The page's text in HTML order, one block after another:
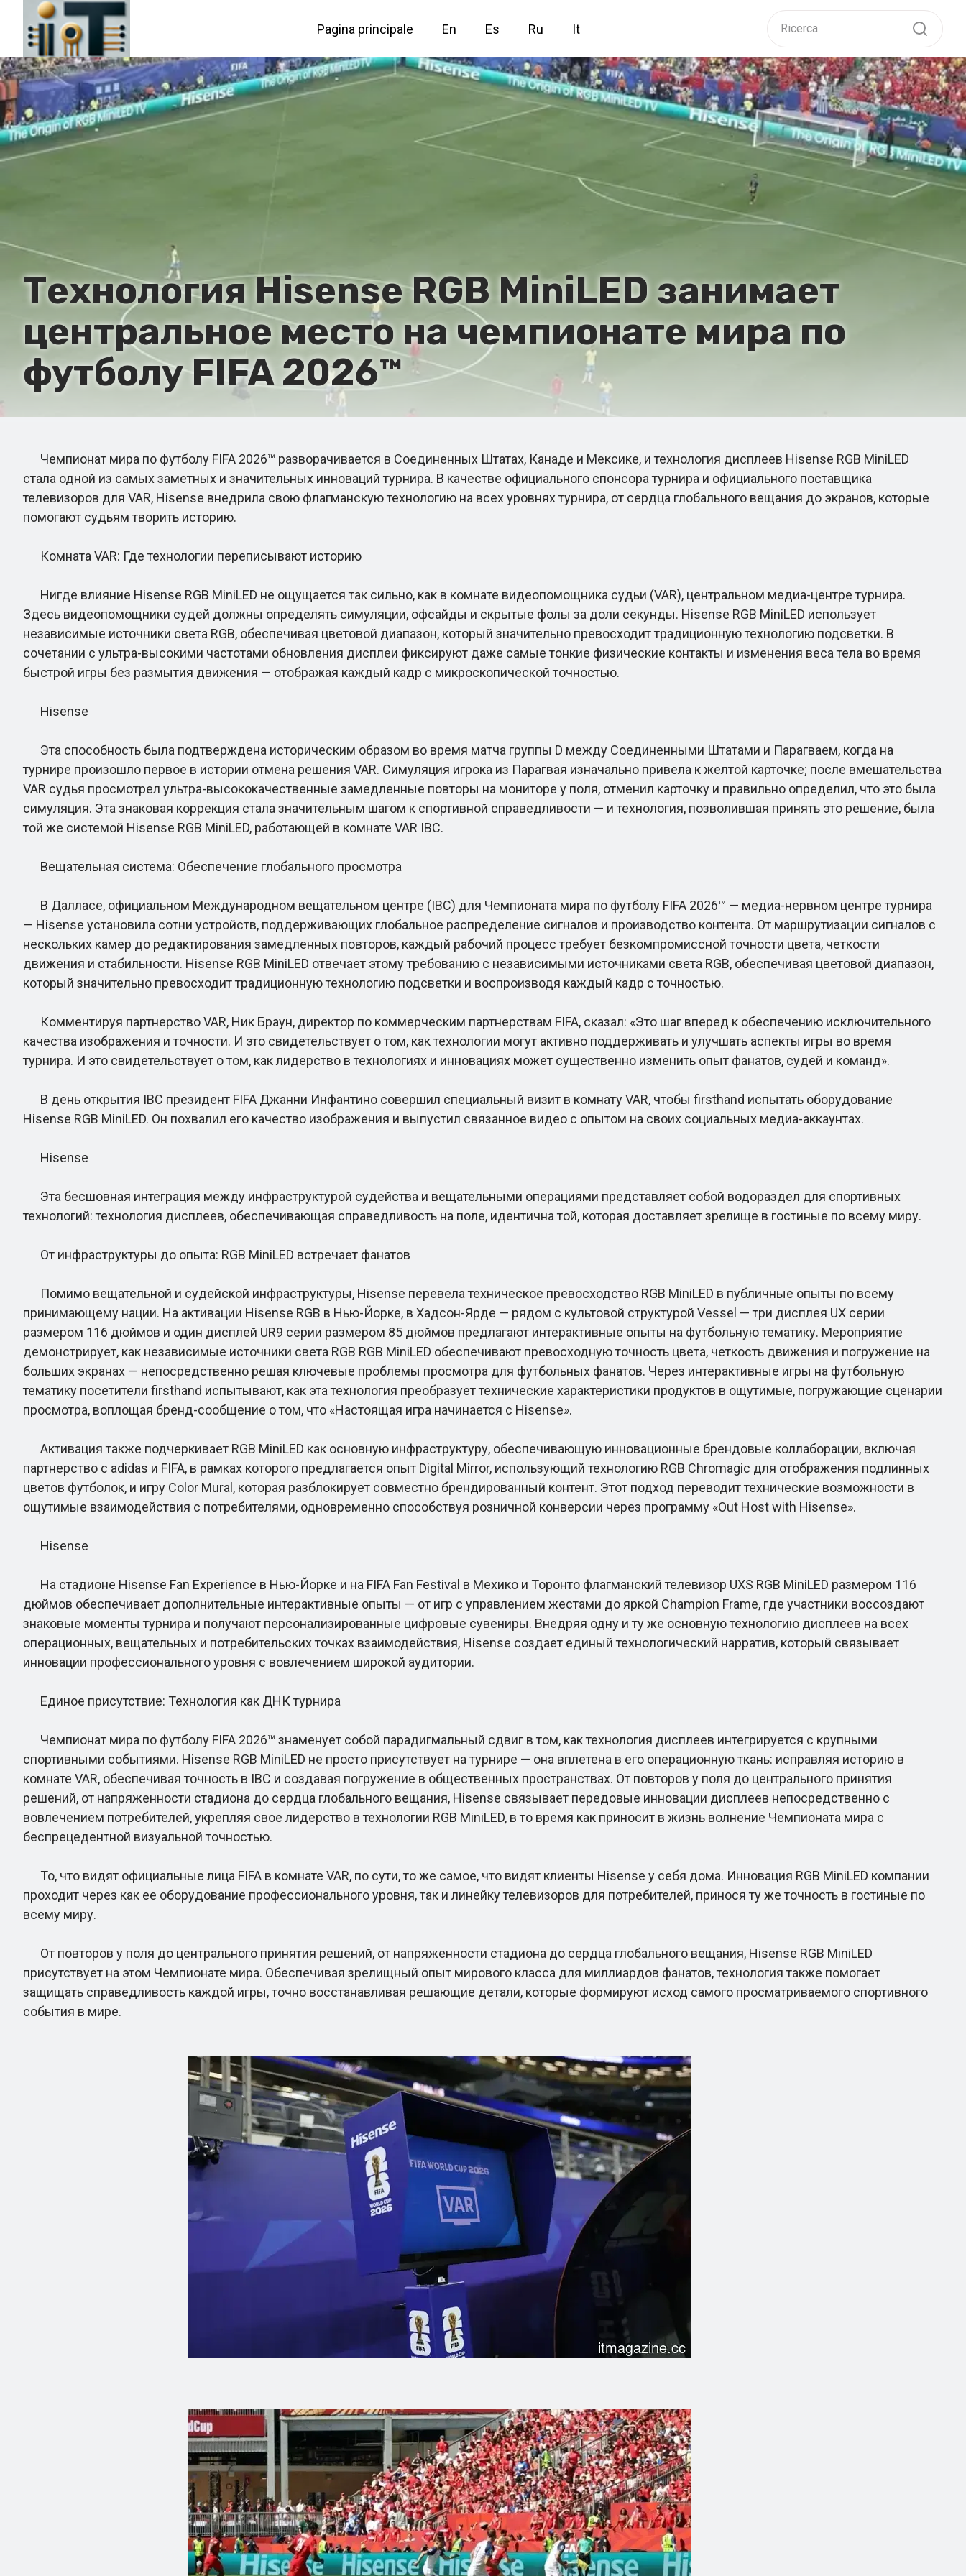
Pagina principale En Es Ru It
Технология Hisense RGB MiniLED занимает
центральное место на чемпионате мира по
футболу FIFA 2026™
Чемпионат мира по футболу FIFA 2026™ разворачивается в Соединенных Штатах, Канаде и Мексике, и технология дисплеев Hisense RGB MiniLED
стала одной из самых заметных и значительных инноваций турнира. В качестве официального спонсора турнира и официального поставщика
телевизоров для VAR, Hisense внедрила свою флагманскую технологию на всех уровнях турнира, от сердца глобального вещания до экранов, которые
помогают судьям творить историю.
Комната VAR: Где технологии переписывают историю
Нигде влияние Hisense RGB MiniLED не ощущается так сильно, как в комнате видеопомощника судьи (VAR), центральном медиа-центре турнира.
Здесь видеопомощники судей должны определять симуляции, офсайды и скрытые фолы за доли секунды. Hisense RGB MiniLED использует
независимые источники света RGB, обеспечивая цветовой диапазон, который значительно превосходит традиционную технологию подсветки. В
сочетании с ультра-высокими частотами обновления дисплеи фиксируют даже самые тонкие физические контакты и изменения веса тела во время
быстрой игры без размытия движения — отображая каждый кадр с микроскопической точностью.
Hisense
Эта способность была подтверждена историческим образом во время матча группы D между Соединенными Штатами и Парагваем, когда на
турнире произошло первое в истории отмена решения VAR. Симуляция игрока из Парагвая изначально привела к желтой карточке; после вмешательства
VAR судья просмотрел ультра-высококачественные замедленные повторы на мониторе у поля, отменил карточку и правильно определил, что это была
симуляция. Эта знаковая коррекция стала значительным шагом к спортивной справедливости — и технология, позволившая принять это решение, была
той же системой Hisense RGB MiniLED, работающей в комнате VAR IBC.
Вещательная система: Обеспечение глобального просмотра
В Далласе, официальном Международном вещательном центре (IBC) для Чемпионата мира по футболу FIFA 2026™ — медиа-нервном центре турнира
— Hisense установила сотни устройств, поддерживающих глобальное распределение сигналов и производство контента. От маршрутизации сигналов с
нескольких камер до редактирования замедленных повторов, каждый рабочий процесс требует безкомпромиссной точности цвета, четкости
движения и стабильности. Hisense RGB MiniLED отвечает этому требованию с независимыми источниками света RGB, обеспечивая цветовой диапазон,
который значительно превосходит традиционную технологию подсветки и воспроизводя каждый кадр с точностью.
Комментируя партнерство VAR, Ник Браун, директор по коммерческим партнерствам FIFA, сказал: «Это шаг вперед к обеспечению исключительного
качества изображения и точности. И это свидетельствует о том, как технологии могут активно поддерживать и улучшать аспекты игры во время
турнира. И это свидетельствует о том, как лидерство в технологиях и инновациях может существенно изменить опыт фанатов, судей и команд».
В день открытия IBC президент FIFA Джанни Инфантино совершил специальный визит в комнату VAR, чтобы firsthand испытать оборудование
Hisense RGB MiniLED. Он похвалил его качество изображения и выпустил связанное видео с опытом на своих социальных медиа-аккаунтах.
Hisense
Эта бесшовная интеграция между инфраструктурой судейства и вещательными операциями представляет собой водораздел для спортивных
технологий: технология дисплеев, обеспечивающая справедливость на поле, идентична той, которая доставляет зрелище в гостиные по всему миру.
От инфраструктуры до опыта: RGB MiniLED встречает фанатов
Помимо вещательной и судейской инфраструктуры, Hisense перевела техническое превосходство RGB MiniLED в публичные опыты по всему
принимающему нации. На активации Hisense RGB в Нью-Йорке, в Хадсон-Ярде — рядом с культовой структурой Vessel — три дисплея UX серии
размером 116 дюймов и один дисплей UR9 серии размером 85 дюймов предлагают интерактивные опыты на футбольную тематику. Мероприятие
демонстрирует, как независимые источники света RGB RGB MiniLED обеспечивают превосходную точность цвета, четкость движения и погружение на
больших экранах — непосредственно решая ключевые проблемы просмотра для футбольных фанатов. Через интерактивные игры на футбольную
тематику посетители firsthand испытывают, как эта технология преобразует технические характеристики продуктов в ощутимые, погружающие сценарии
просмотра, воплощая бренд-сообщение о том, что «Настоящая игра начинается с Hisense».
Активация также подчеркивает RGB MiniLED как основную инфраструктуру, обеспечивающую инновационные брендовые коллаборации, включая
партнерство с adidas и FIFA, в рамках которого предлагается опыт Digital Mirror, использующий технологию RGB Chromagic для отображения подлинных
цветов футболок, и игру Color Mural, которая разблокирует совместно брендированный контент. Этот подход переводит технические возможности в
ощутимые взаимодействия с потребителями, одновременно способствуя розничной конверсии через программу «Out Host with Hisense».
Hisense
На стадионе Hisense Fan Experience в Нью-Йорке и на FIFA Fan Festival в Мехико и Торонто флагманский телевизор UXS RGB MiniLED размером 116
дюймов обеспечивает дополнительные интерактивные опыты — от игр с управлением жестами до яркой Champion Frame, где участники воссоздают
знаковые моменты турнира и получают персонализированные цифровые сувениры. Внедряя одну и ту же основную технологию дисплеев на всех
операционных, вещательных и потребительских точках взаимодействия, Hisense создает единый технологический нарратив, который связывает
инновации профессионального уровня с вовлечением широкой аудитории.
Единое присутствие: Технология как ДНК турнира
Чемпионат мира по футболу FIFA 2026™ знаменует собой парадигмальный сдвиг в том, как технология дисплеев интегрируется с крупными
спортивными событиями. Hisense RGB MiniLED не просто присутствует на турнире — она вплетена в его операционную ткань: исправляя историю в
комнате VAR, обеспечивая точность в IBC и создавая погружение в общественных пространствах. От повторов у поля до центрального принятия
решений, от напряженности стадиона до сердца глобального вещания, Hisense связывает передовые инновации дисплеев непосредственно с
вовлечением потребителей, укрепляя свое лидерство в технологии RGB MiniLED, в то время как приносит в жизнь волнение Чемпионата мира с
беспрецедентной визуальной точностью.
То, что видят официальные лица FIFA в комнате VAR, по сути, то же самое, что видят клиенты Hisense у себя дома. Инновация RGB MiniLED компании
проходит через как ее оборудование профессионального уровня, так и линейку телевизоров для потребителей, принося ту же точность в гостиные по
всему миру.
От повторов у поля до центрального принятия решений, от напряженности стадиона до сердца глобального вещания, Hisense RGB MiniLED
присутствует на этом Чемпионате мира. Обеспечивая зрелищный опыт мирового класса для миллиардов фанатов, технология также помогает
защищать справедливость каждой игры, точно восстанавливая решающие детали, которые формируют исход самого просматриваемого спортивного
события в мире.